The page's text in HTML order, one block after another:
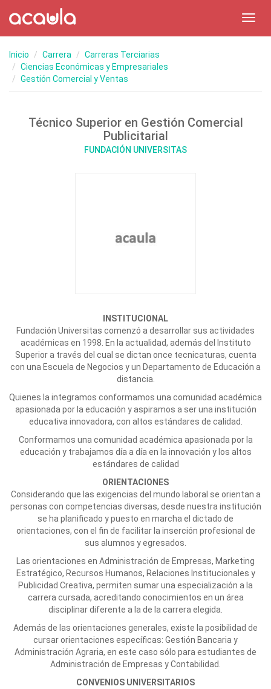
Inicio Carrera
Carreras Terciarias
Ciencias Económicas y Empresariales
Gestión Comercial y Ventas
Técnico Superior en Gestión Comercial
Publicitarial
FUNDACIÓN UNIVERSITAS
INSTITUCIONAL
Fundación Universitas comenzó a desarrollar sus actividades
académicas en 1998. En la actualidad, además del Instituto
Superior a través del cual se dictan once tecnicaturas, cuenta
con una Escuela de Negocios y un Departamento de Educación a
distancia.
Quienes la integramos conformamos una comunidad académica
apasionada por la educación y aspiramos a ser una institución
educativa innovadora, con altos estándares de calidad.
Conformamos una comunidad académica apasionada por la
educación y trabajamos día a día en la innovación y los altos
estándares de calidad
ORIENTACIONES
Considerando que las exigencias del mundo laboral se orientan a
personas con competencias diversas, desde nuestra institución
se ha planificado y puesto en marcha el dictado de
orientaciones, con el fin de facilitar la inserción profesional de
sus alumnos y egresados.
Las orientaciones en Administración de Empresas, Marketing
Estratégico, Recursos Humanos, Relaciones Institucionales y
Publicidad Creativa, permiten sumar una especialización a la
carrera cursada, acreditando conocimientos en un área
disciplinar diferente a la de la carrera elegida.
Además de las orientaciones generales, existe la posibilidad de
cursar orientaciones específicas: Gestión Bancaria y
Administración Agraria, en este caso sólo para estudiantes de
Administración de Empresas y Contabilidad.
CONVENIOS UNIVERSITARIOS